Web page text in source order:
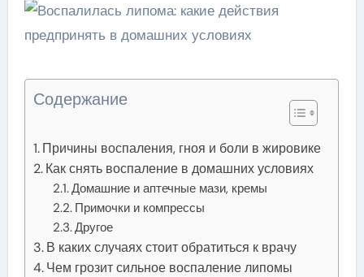
Содержание
Причины воспаления, гноя и боли в жировике
Как снять воспаление в домашних условиях
Домашние и аптечные мази, кремы
Примочки и компрессы
Другое
В каких случаях стоит обратиться к врачу
Чем грозит сильное воспаление липомы